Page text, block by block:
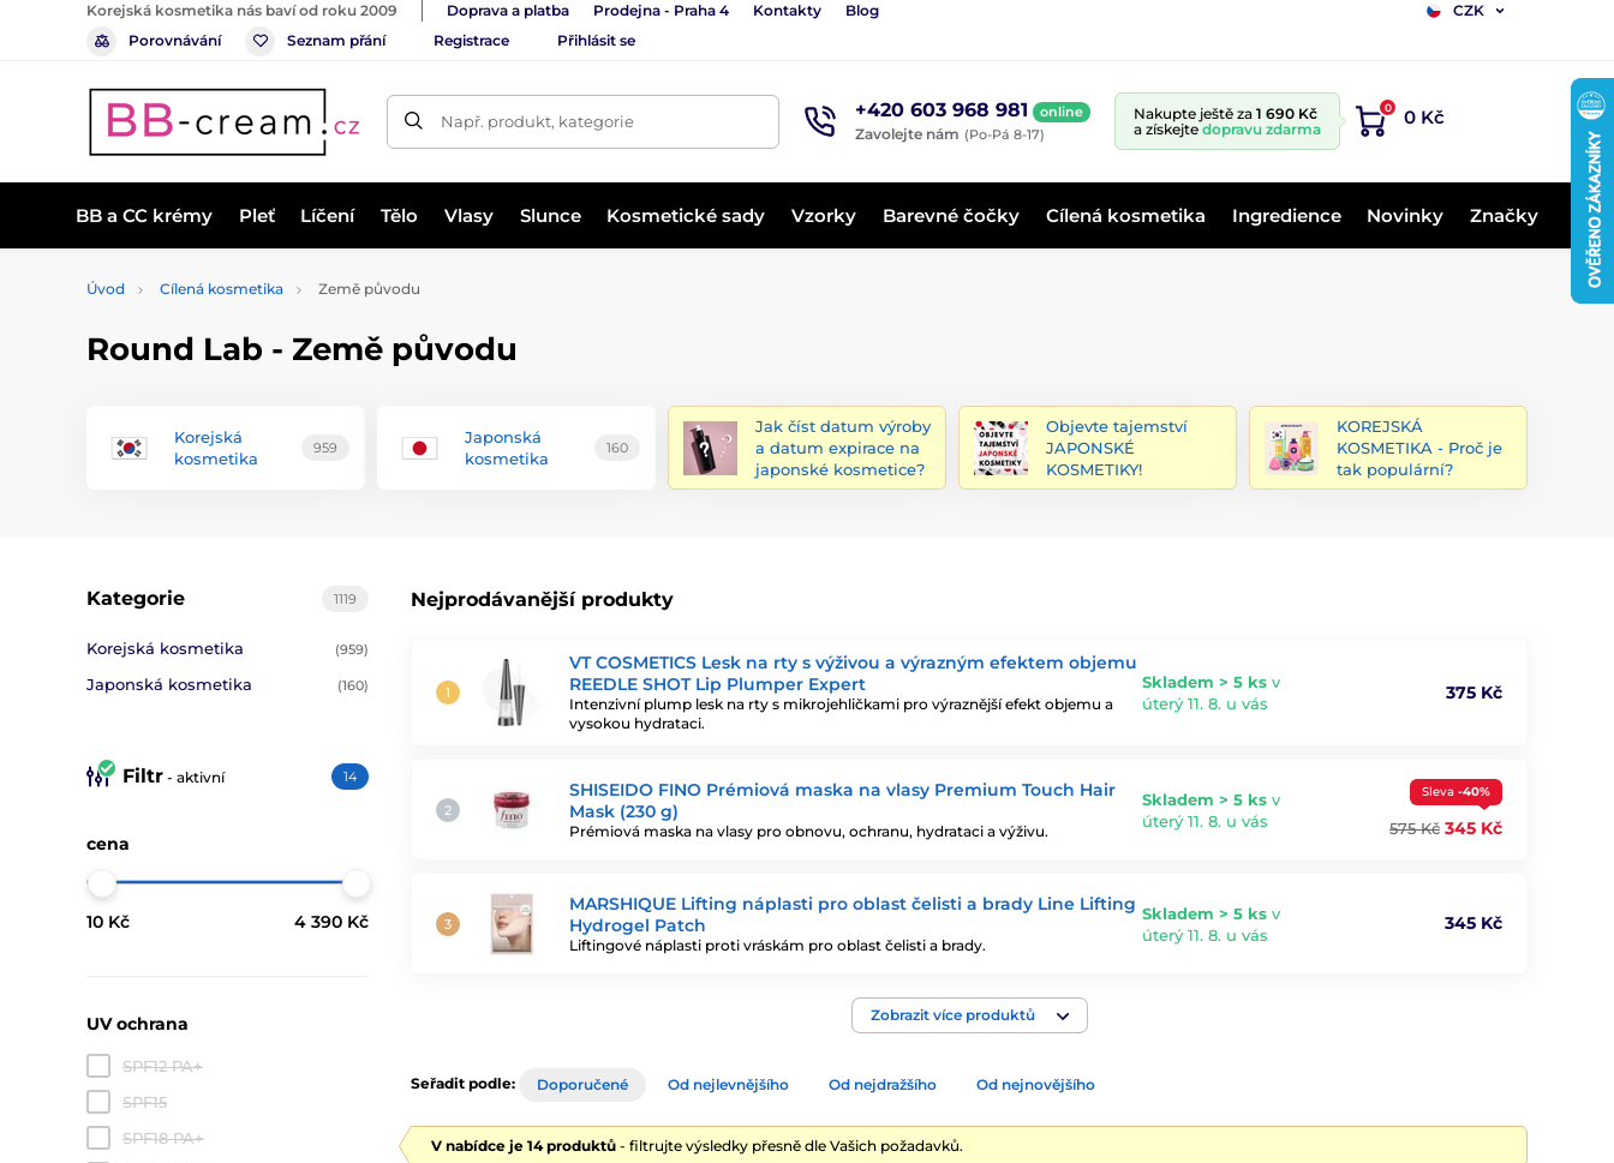
Korejská kosmetika nás baví od roku 2009 Doprava a platba Prodejna - Praha 4 Kontakty Blog
CZK
Porovnávání
Seznam přání Registrace Přihlásit se
Např. produkt, kategorie +420 603 968 981 online
Zavolejte nám (Po-Pá 8-17)
Nakupte ještě za 1 690 Kč
a získejte dopravu zdarma
0 0 Kč
BB a CC krémy Pleť Líčení Tělo Vlasy Slunce Kosmetické sady Vzorky Barevné čočky Cílená kosmetika Ingredience Novinky Značky
Úvod Cílená kosmetika Země původu
Round Lab - Země původu
Korejská
kosmetika
959
Japonská
kosmetika
160
Jak číst datum výroby
a datum expirace na
japonské kosmetice?
Objevte tajemství
JAPONSKÉ
KOSMETIKY!
KOREJSKÁ
KOSMETIKA - Proč je
tak populární?
Nejprodávanější produkty
VT COSMETICS Lesk na rty s výživou a výrazným efektem objemu
REEDLE SHOT Lip Plumper Expert
Intenzivní plump lesk na rty s mikrojehličkami pro výraznější efekt objemu a
vysokou hydrataci.
Skladem > 5 ks v
úterý 11. 8. u vás
375 Kč
SHISEIDO FINO Prémiová maska na vlasy Premium Touch Hair
Mask (230 g)
Prémiová maska na vlasy pro obnovu, ochranu, hydrataci a výživu.
Skladem > 5 ks v
úterý 11. 8. u vás
Sleva -40%
575 Kč 345 Kč
MARSHIQUE Lifting náplasti pro oblast čelisti a brady Line Lifting
Hydrogel Patch
Liftingové náplasti proti vráskám pro oblast čelisti a brady.
Skladem > 5 ks v
úterý 11. 8. u vás
345 Kč
Zobrazit více produktů
1119
Kategorie
Korejská kosmetika (959)
Japonská kosmetika (160)
Filtr - aktivní 14
cena
10 Kč 4 390 Kč
UV ochrana
SPF12 PA+
SPF15
SPF18 PA+
Seřadit podle: Doporučené Od nejlevnějšího Od nejdražšího Od nejnovějšího
V nabídce je 14 produktů - filtrujte výsledky přesně dle Vašich požadavků.